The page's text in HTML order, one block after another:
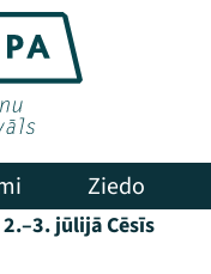
Ziedo
2.–3. jūlijā Cēsīs